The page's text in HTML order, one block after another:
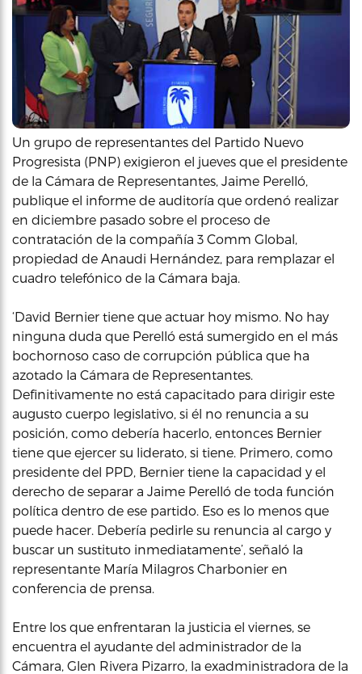
Un grupo de representantes del Partido Nuevo
Progresista (PNP) exigieron el jueves que el presidente
de la Cámara de Representantes, Jaime Perelló,
publique el informe de auditoría que ordenó realizar
en diciembre pasado sobre el proceso de
contratación de la compañía 3 Comm Global,
propiedad de Anaudi Hernández, para remplazar el
cuadro telefónico de la Cámara baja.
‘David Bernier tiene que actuar hoy mismo. No hay
ninguna duda que Perelló está sumergido en el más
bochornoso caso de corrupción pública que ha
azotado la Cámara de Representantes.
Definitivamente no está capacitado para dirigir este
augusto cuerpo legislativo, si él no renuncia a su
posición, como debería hacerlo, entonces Bernier
tiene que ejercer su liderato, si tiene. Primero, como
presidente del PPD, Bernier tiene la capacidad y el
derecho de separar a Jaime Perelló de toda función
política dentro de ese partido. Eso es lo menos que
puede hacer. Debería pedirle su renuncia al cargo y
buscar un sustituto inmediatamente’, señaló la
representante María Milagros Charbonier en
conferencia de prensa.
Entre los que enfrentaran la justicia el viernes, se
encuentra el ayudante del administrador de la
Cámara, Glen Rivera Pizarro, la exadministradora de la